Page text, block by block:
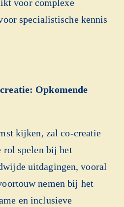
voor complexe
specialistische kennis
Opkomende
kijken, zal co-creatie
rol spelen bij het
uitdagingen, vooral
nemen bij het
en inclusieve